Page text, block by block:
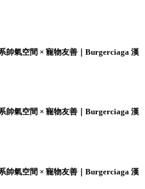
帥氣空間 × 寵物友善｜Burgerciaga 漢
帥氣空間 × 寵物友善｜Burgerciaga 漢
帥氣空間 × 寵物友善｜Burgerciaga 漢